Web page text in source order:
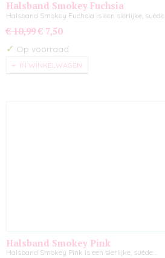
Halsband Smokey Fuchsia
Halsband Smokey Fuchsia is een sierlijke, suède…
€ 10,99 € 7,50
✓ Op voorraad
IN WINKELWAGEN
Halsband Smokey Pink
Halsband Smokey Pink is een sierlijke, suède…